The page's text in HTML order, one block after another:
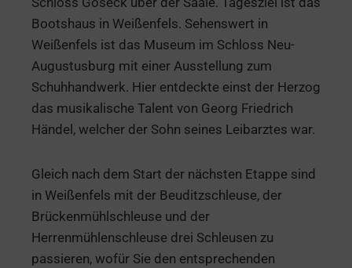
Bootshaus in Weißenfels. Sehenswert in
Weißenfels ist das Museum im Schloss Neu-
Augustusburg mit einer Ausstellung zum
Schuhhandwerk. Hier entdeckte einst der Herzog
das musikalische Talent von Georg Friedrich
Händel, welcher der Sohn seines Leibarztes war.
Gleich nach dem Start der nächsten Etappe sind
in Weißenfels mit der Beuditzschleuse, der
Brückenmühlschleuse und der
Herrenmühlenschleuse drei Schleusen zu
passieren, wofür Sie den entsprechenden